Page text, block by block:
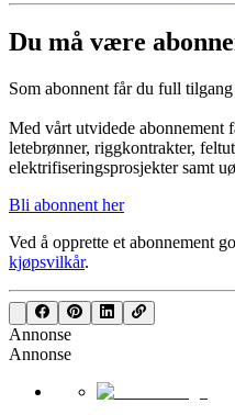
Du må være
Som abonnent får du full
Med vårt utvidede abonnement
letebrønner, riggkontrakter,
elektrifiseringsprosjekter samt
Bli abonnent her
Ved å opprette et abonnement
kjøpsvilkår.
Annonse
Annonse